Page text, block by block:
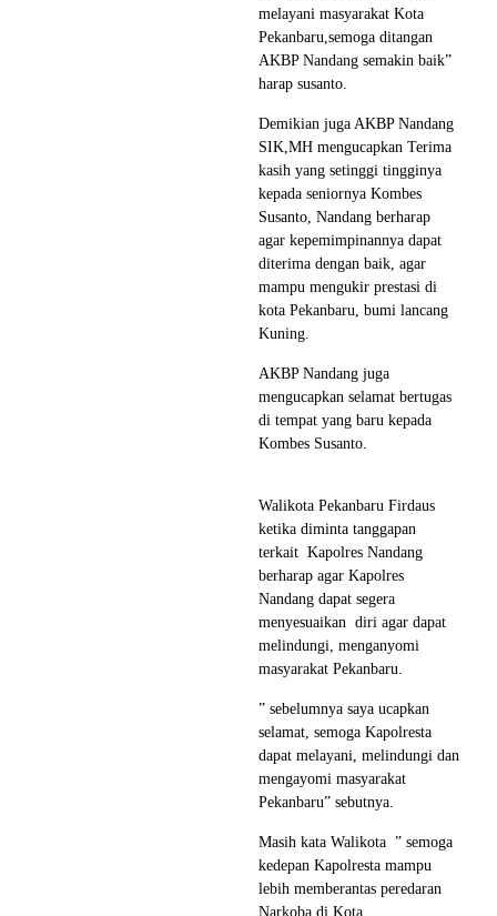
melayani masyarakat Kota
Pekanbaru,semoga ditangan
AKBP Nandang semakin baik”
harap susanto.
Demikian juga AKBP Nandang
SIK,MH mengucapkan Terima
kasih yang setinggi tingginya
kepada seniornya Kombes
Susanto, Nandang berharap
agar kepemimpinannya dapat
diterima dengan baik, agar
mampu mengukir prestasi di
kota Pekanbaru, bumi lancang
Kuning.
AKBP Nandang juga
mengucapkan selamat bertugas
di tempat yang baru kepada
Kombes Susanto.
Walikota Pekanbaru Firdaus
ketika diminta tanggapan
terkait Kapolres Nandang
berharap agar Kapolres
Nandang dapat segera
menyesuaikan diri agar dapat
melindungi, menganyomi
masyarakat Pekanbaru.
” sebelumnya saya ucapkan
selamat, semoga Kapolresta
dapat melayani, melindungi dan
mengayomi masyarakat
Pekanbaru” sebutnya.
Masih kata Walikota ” semoga
kedepan Kapolresta mampu
lebih memberantas peredaran
Narkoba di Kota